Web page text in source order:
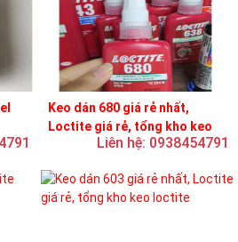
Keo dán 680 giá rẻ nhất,
Loctite giá rẻ, tổng kho keo
Liên hệ: 0938454791